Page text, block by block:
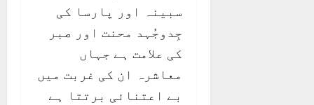
سبینہ اور پارسا کی
جِدوجُہد محنت اور صبر
کی علامت ہے جہاں
معاشرہ ان کی غربت میں
بے اعتنائی برتتا ہے